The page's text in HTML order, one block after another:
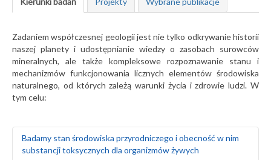
Zadaniem współczesnej geologii jest nie tylko odkrywanie historii
naszej planety i udostępnianie wiedzy o zasobach surowców
mineralnych, ale także kompleksowe rozpoznawanie stanu i
mechanizmów funkcjonowania licznych elementów środowiska
naturalnego, od których zależą warunki życia i zdrowie ludzi. W
tym celu:
Badamy stan środowiska przyrodniczego i obecność w nim
substancji toksycznych dla organizmów żywych